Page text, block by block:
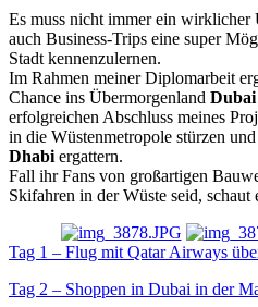
Es muss nicht immer ein wirklicher
auch Business-Trips eine super
Stadt kennenzulernen.
Im Rahmen meiner Diplomarbeit
Chance ins Übermorgenland Dubai
erfolgreichen Abschluss meines
in die Wüstenmetropole stürzen
Dhabi ergattern.
Fall ihr Fans von großartigen
Skifahren in der Wüste seid,
Tag 1 – Flug mit Qatar Airways
Tag 2 – Shoppen in Dubai in der